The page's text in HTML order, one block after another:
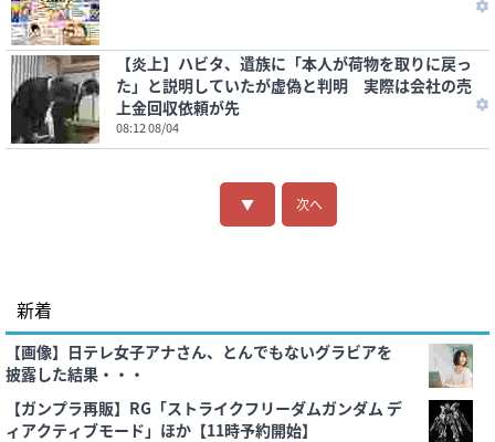
【炎上】ハビタ、遺族に「本人が荷物を取りに戻っ
た」と説明していたが虚偽と判明 実際は会社の売
上金回収依頼が先
08:12 08/04
▼ 次へ
新着
【画像】日テレ女子アナさん、とんでもないグラビアを
披露した結果・・・
【ガンプラ再販】RG「ストライクフリーダムガンダム デ
ィアクティブモード」ほか【11時予約開始】